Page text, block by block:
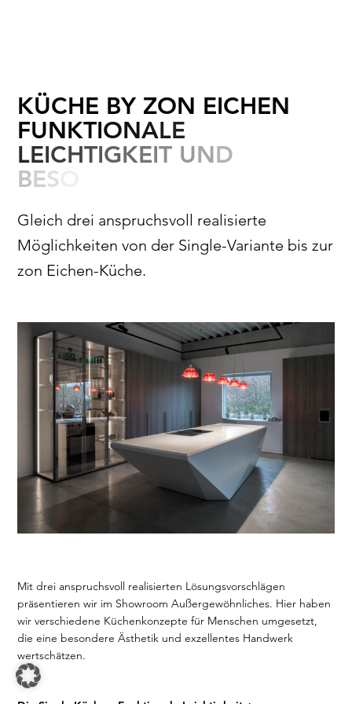
KÜCHE BY ZON EICHEN
FUNKTIONALE
LEICHTIGKEIT UND
BES
Gleich drei anspruchsvoll realisierte
Möglichkeiten von der Single-Variante bis zur
zon Eichen-Küche.
Mit drei anspruchsvoll realisierten Lösungsvorschlägen
präsentieren wir im Showroom Außergewöhnliches. Hier haben
wir verschiedene Küchenkonzepte für Menschen umgesetzt,
die eine besondere Ästhetik und exzellentes Handwerk
wertschätzen.